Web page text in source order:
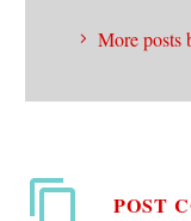
More posts
POST